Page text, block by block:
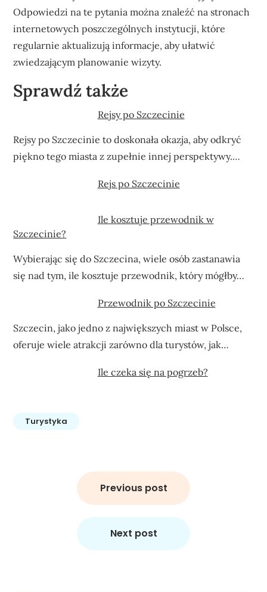
Odpowiedzi na te pytania można znaleźć na stronach
internetowych poszczególnych instytucji, które
regularnie aktualizują informacje, aby ułatwić
zwiedzającym planowanie wizyty.
Sprawdź także
Rejsy po Szczecinie
Rejsy po Szczecinie to doskonała okazja, aby odkryć
piękno tego miasta z zupełnie innej perspektywy.…
Rejs po Szczecinie
Ile kosztuje przewodnik w
Szczecinie?
Wybierając się do Szczecina, wiele osób zastanawia
się nad tym, ile kosztuje przewodnik, który mógłby…
Przewodnik po Szczecinie
Szczecin, jako jedno z największych miast w Polsce,
oferuje wiele atrakcji zarówno dla turystów, jak…
Ile czeka się na pogrzeb?
Turystyka
Previous post
Next post